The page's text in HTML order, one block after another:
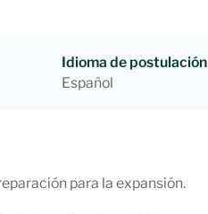
Idioma de postulación
Español
para la expansión.